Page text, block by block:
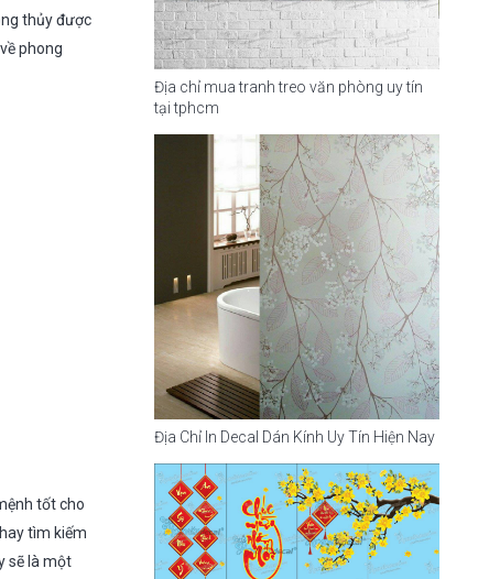
thủy được
phong
tốt cho
tìm kiếm
sẽ là một
Địa chỉ mua tranh treo văn phòng uy tín
tại tphcm
Địa Chỉ In Decal Dán Kính Uy Tín Hiện Nay